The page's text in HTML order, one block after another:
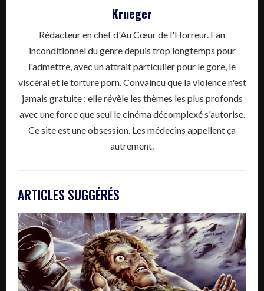
Krueger
Rédacteur en chef d'Au Cœur de l'Horreur. Fan
inconditionnel du genre depuis trop longtemps pour
l'admettre, avec un attrait particulier pour le gore, le
viscéral et le torture porn. Convaincu que la violence n'est
jamais gratuite : elle révèle les thèmes les plus profonds
avec une force que seul le cinéma décomplexé s'autorise.
Ce site est une obsession. Les médecins appellent ça
autrement.
ARTICLES SUGGÉRÉS